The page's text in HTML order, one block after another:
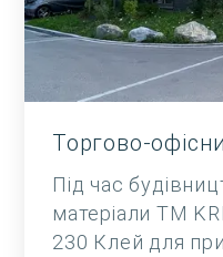
Торгово-
Під час
матеріали ТМ
230 Клей для